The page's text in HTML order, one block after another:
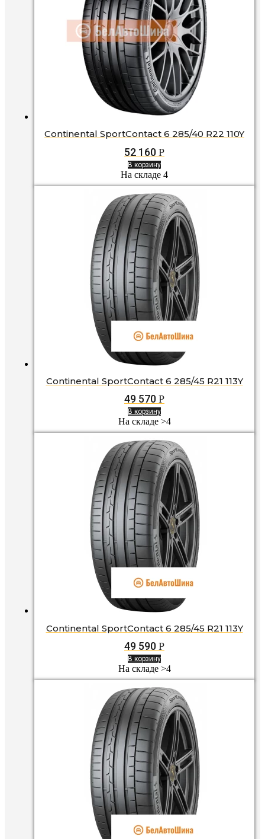
Continental SportContact 6 285/40 R22 110Y
52 160 Р
В корзину
На складе 4
Continental SportContact 6 285/45 R21 113Y
49 570 Р
В корзину
На складе >4
Continental SportContact 6 285/45 R21 113Y
49 590 Р
В корзину
На складе >4